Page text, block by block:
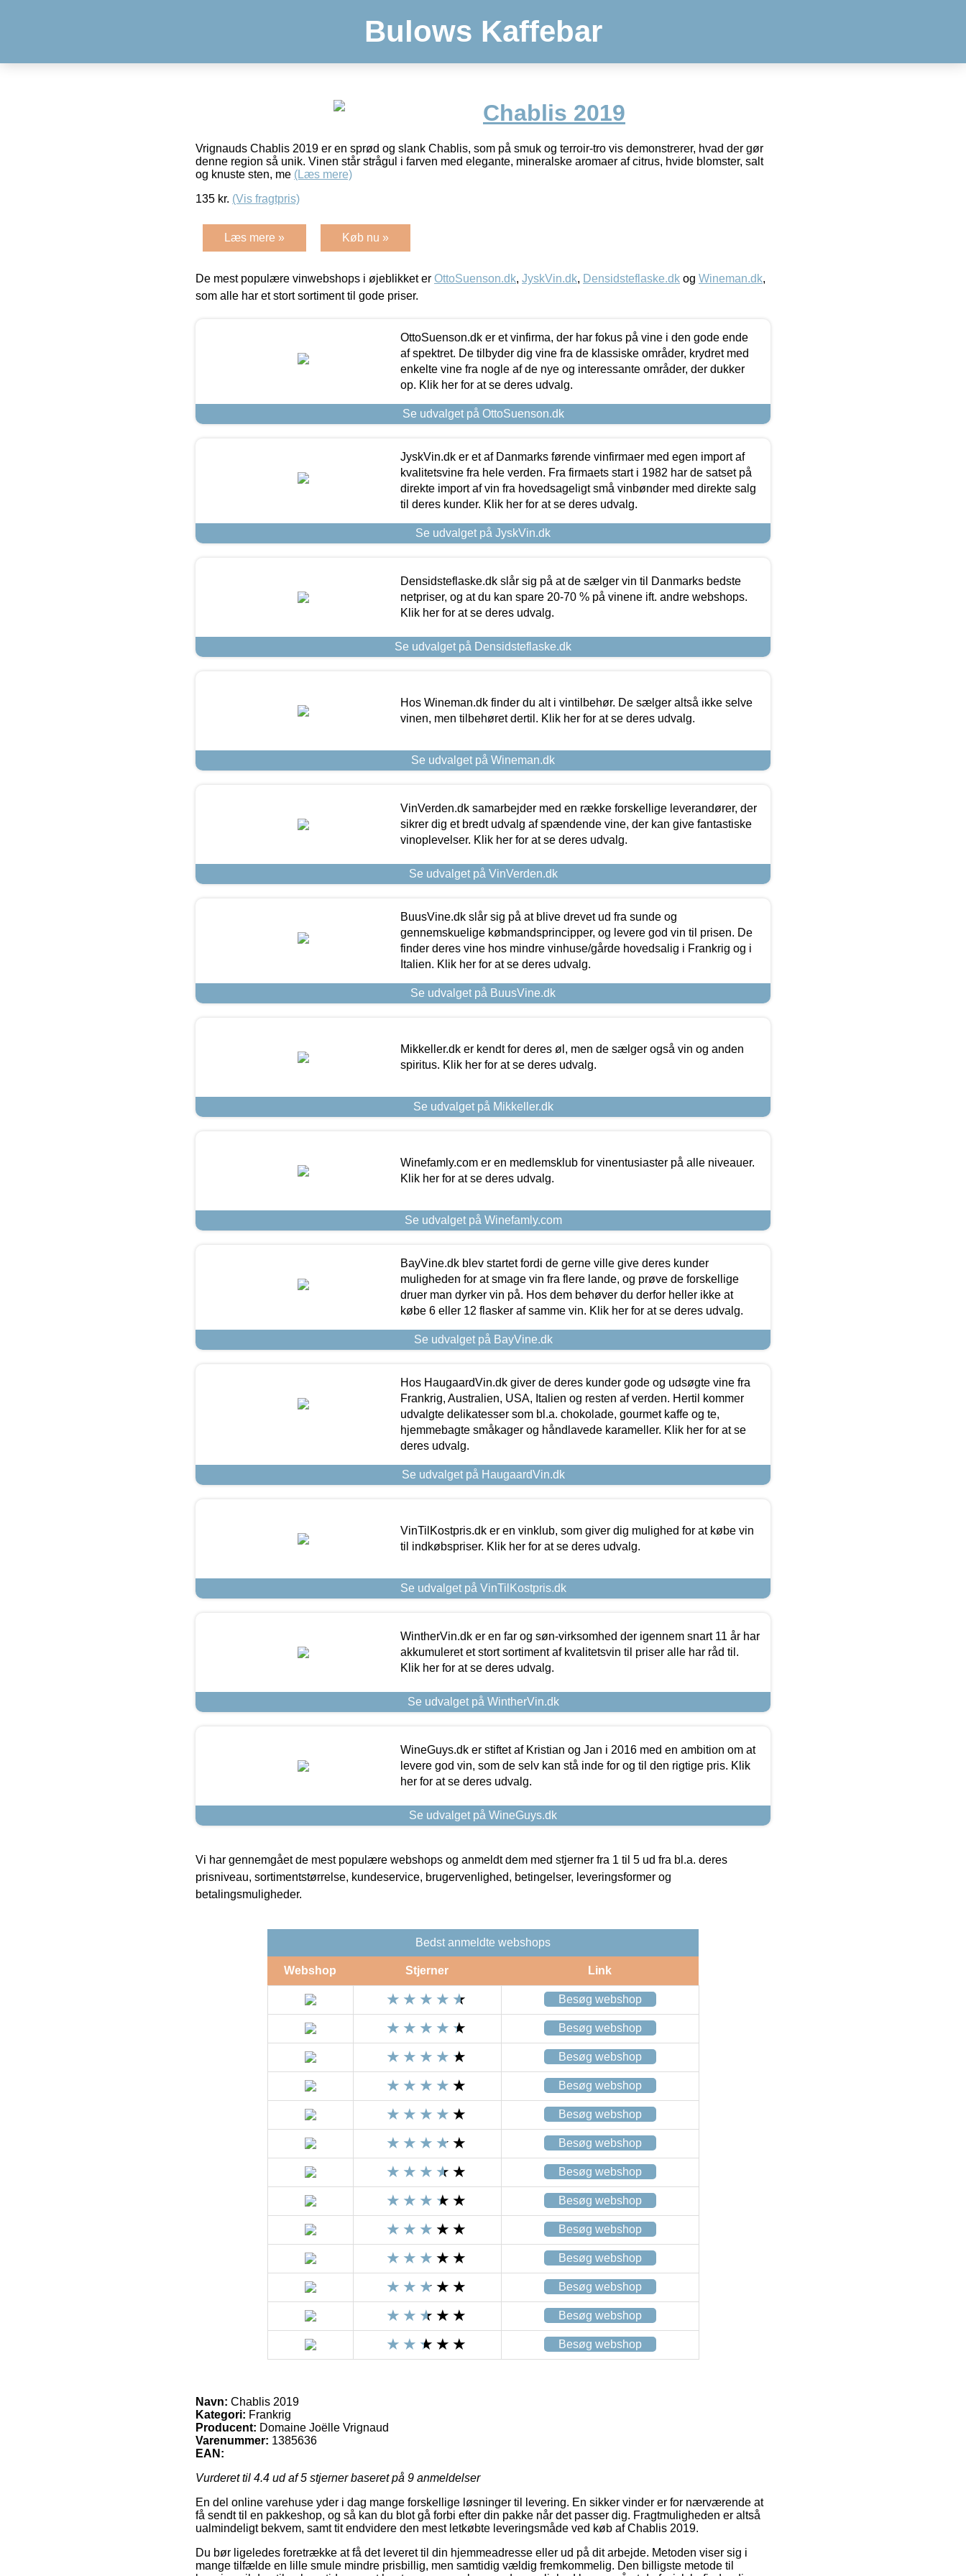
Bulows Kaffebar
Chablis 2019
Vrignauds Chablis 2019 er en sprød og slank Chablis, som på smuk og terroir-tro vis demonstrerer, hvad der gør
denne region så unik. Vinen står strågul i farven med elegante, mineralske aromaer af citrus, hvide blomster, salt
og knuste sten, me (Læs mere)
135 kr. (Vis fragtpris)
Læs mere » Køb nu »
De mest populære vinwebshops i øjeblikket er OttoSuenson.dk, JyskVin.dk, Densidsteflaske.dk og Wineman.dk,
som alle har et stort sortiment til gode priser.
OttoSuenson.dk er et vinfirma, der har fokus på vine i den gode ende
af spektret. De tilbyder dig vine fra de klassiske områder, krydret med
enkelte vine fra nogle af de nye og interessante områder, der dukker
op. Klik her for at se deres udvalg.
Se udvalget på OttoSuenson.dk
JyskVin.dk er et af Danmarks førende vinfirmaer med egen import af
kvalitetsvine fra hele verden. Fra firmaets start i 1982 har de satset på
direkte import af vin fra hovedsageligt små vinbønder med direkte salg
til deres kunder. Klik her for at se deres udvalg.
Se udvalget på JyskVin.dk
Densidsteflaske.dk slår sig på at de sælger vin til Danmarks bedste
netpriser, og at du kan spare 20-70 % på vinene ift. andre webshops.
Klik her for at se deres udvalg.
Se udvalget på Densidsteflaske.dk
Hos Wineman.dk finder du alt i vintilbehør. De sælger altså ikke selve
vinen, men tilbehøret dertil. Klik her for at se deres udvalg.
Se udvalget på Wineman.dk
VinVerden.dk samarbejder med en række forskellige leverandører, der
sikrer dig et bredt udvalg af spændende vine, der kan give fantastiske
vinoplevelser. Klik her for at se deres udvalg.
Se udvalget på VinVerden.dk
BuusVine.dk slår sig på at blive drevet ud fra sunde og
gennemskuelige købmandsprincipper, og levere god vin til prisen. De
finder deres vine hos mindre vinhuse/gårde hovedsalig i Frankrig og i
Italien. Klik her for at se deres udvalg.
Se udvalget på BuusVine.dk
Mikkeller.dk er kendt for deres øl, men de sælger også vin og anden
spiritus. Klik her for at se deres udvalg.
Se udvalget på Mikkeller.dk
Winefamly.com er en medlemsklub for vinentusiaster på alle niveauer.
Klik her for at se deres udvalg.
Se udvalget på Winefamly.com
BayVine.dk blev startet fordi de gerne ville give deres kunder
muligheden for at smage vin fra flere lande, og prøve de forskellige
druer man dyrker vin på. Hos dem behøver du derfor heller ikke at
købe 6 eller 12 flasker af samme vin. Klik her for at se deres udvalg.
Se udvalget på BayVine.dk
Hos HaugaardVin.dk giver de deres kunder gode og udsøgte vine fra
Frankrig, Australien, USA, Italien og resten af verden. Hertil kommer
udvalgte delikatesser som bl.a. chokolade, gourmet kaffe og te,
hjemmebagte småkager og håndlavede karameller. Klik her for at se
deres udvalg.
Se udvalget på HaugaardVin.dk
VinTilKostpris.dk er en vinklub, som giver dig mulighed for at købe vin
til indkøbspriser. Klik her for at se deres udvalg.
Se udvalget på VinTilKostpris.dk
WintherVin.dk er en far og søn-virksomhed der igennem snart 11 år har
akkumuleret et stort sortiment af kvalitetsvin til priser alle har råd til.
Klik her for at se deres udvalg.
Se udvalget på WintherVin.dk
WineGuys.dk er stiftet af Kristian og Jan i 2016 med en ambition om at
levere god vin, som de selv kan stå inde for og til den rigtige pris. Klik
her for at se deres udvalg.
Se udvalget på WineGuys.dk
Vi har gennemgået de mest populære webshops og anmeldt dem med stjerner fra 1 til 5 ud fra bl.a. deres
prisniveau, sortimentstørrelse, kundeservice, brugervenlighed, betingelser, leveringsformer og
betalingsmuligheder.
Bedst anmeldte webshops
Webshop Stjerner Link
Besøg webshop
Besøg webshop
Besøg webshop
Besøg webshop
Besøg webshop
Besøg webshop
Besøg webshop
Besøg webshop
Besøg webshop
Besøg webshop
Besøg webshop
Besøg webshop
Besøg webshop
Navn: Chablis 2019
Kategori: Frankrig
Producent: Domaine Joëlle Vrignaud
Varenummer: 1385636
EAN:
Vurderet til 4.4 ud af 5 stjerner baseret på 9 anmeldelser
En del online varehuse yder i dag mange forskellige løsninger til levering. En sikker vinder er for nærværende at
få sendt til en pakkeshop, og så kan du blot gå forbi efter din pakke når det passer dig. Fragtmuligheden er altså
ualmindeligt bekvem, samt tit endvidere den mest letkøbte leveringsmåde ved køb af Chablis 2019.
Du bør ligeledes foretrække at få det leveret til din hjemmeadresse eller ud på dit arbejde. Metoden viser sig i
mange tilfælde en lille smule mindre prisbillig, men samtidig vældig fremkommelig. Den billigste metode til